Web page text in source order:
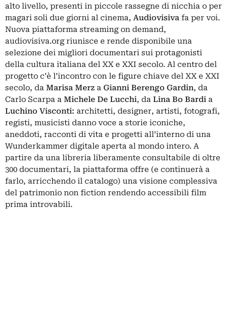
alto livello, presenti in piccole rassegne di nicchia o per
magari soli due giorni al cinema, Audiovisiva fa per voi.
Nuova piattaforma streaming on demand,
audiovisiva.orgriunisce e rende disponibile una
selezione dei migliori documentari sui protagonisti
della cultura italiana del XX e XXI secolo. Al centro del
progetto c’è l’incontro con le figure chiave del XX e XXI
secolo, da Marisa Merz a Gianni Berengo Gardin, da
Carlo Scarpa a Michele De Lucchi, da Lina Bo Bardi a
Luchino Visconti: architetti, designer, artisti, fotografi,
registi, musicisti danno voce a storie iconiche,
aneddoti, racconti di vita e progetti all’interno di una
Wunderkammer digitale aperta al mondo intero. A
partire da una libreria liberamente consultabile di oltre
300 documentari, la piattaforma offre (e continuerà a
farlo, arricchendo il catalogo) una visione complessiva
del patrimonio non fiction rendendo accessibili film
prima introvabili.